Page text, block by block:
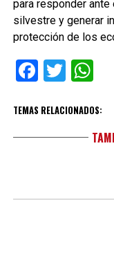
para responder
silvestre y generar
protección de los
TEMAS RELACIONADOS: